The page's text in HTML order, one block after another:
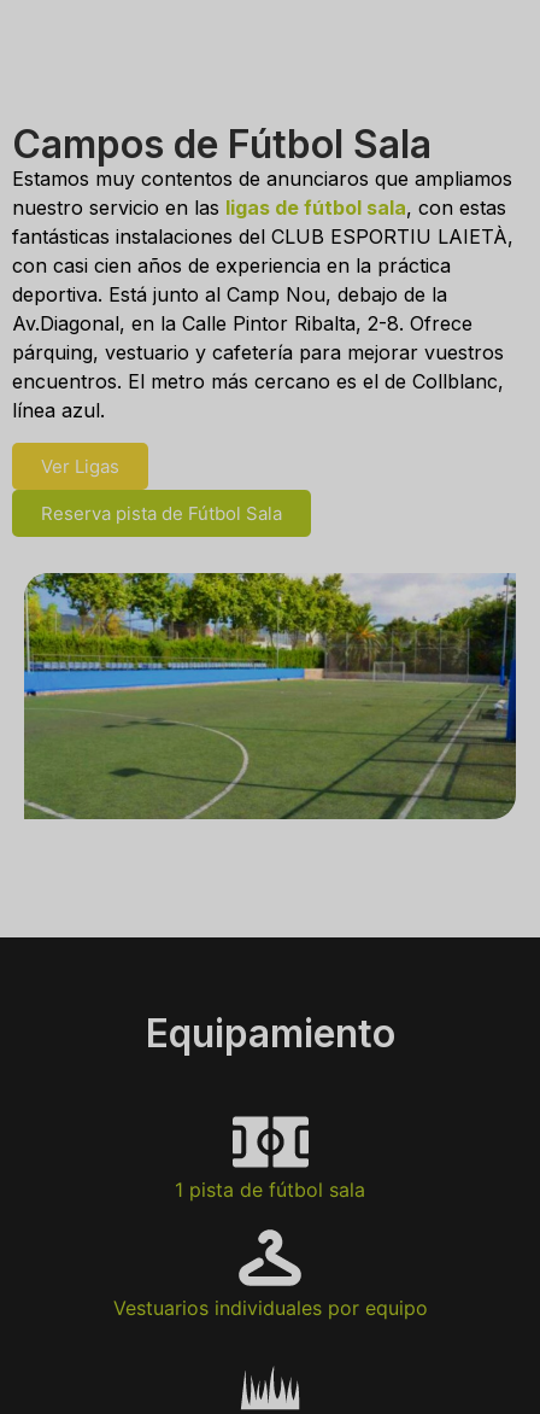
Campos de Fútbol Sala
Estamos muy contentos de anunciaros que ampliamos
nuestro servicio en las ligas de fútbol sala, con estas
fantásticas instalaciones del CLUB ESPORTIU LAIETÀ,
con casi cien años de experiencia en la práctica
deportiva. Está junto al Camp Nou, debajo de la
Av.Diagonal, en la Calle Pintor Ribalta, 2-8. Ofrece
párquing, vestuario y cafetería para mejorar vuestros
encuentros. El metro más cercano es el de Collblanc,
línea azul.
Ver Ligas
Reserva pista de Fútbol Sala
Equipamiento
1 pista de fútbol sala
Vestuarios individuales por equipo